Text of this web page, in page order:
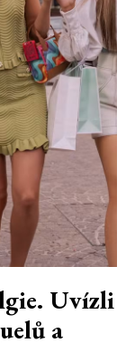
Uvízli
a